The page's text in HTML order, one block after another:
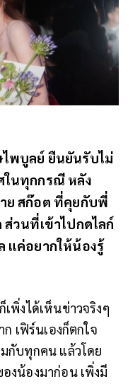
พบูลย์ ยืนยันรับไม่
ในทุกกรณี หลัง
ย สก๊อต ที่คุยกับพี่
ส่วนที่เข้าไปกดไลก์
แค่อยากให้น้องรู้
พิ่งได้เห็นข่าวจริงๆ
เฟิร์นเองก็ตกใจ
กับทุกคน แล้วโดย
งน้องมาก่อน เพิ่งมี